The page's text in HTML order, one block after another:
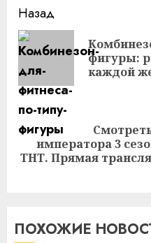
Продолжить
чтение
Назад
фигуры:
каждой
Следующая
запись:
императора 3
ТНТ. Прямая
ПОХОЖИЕ